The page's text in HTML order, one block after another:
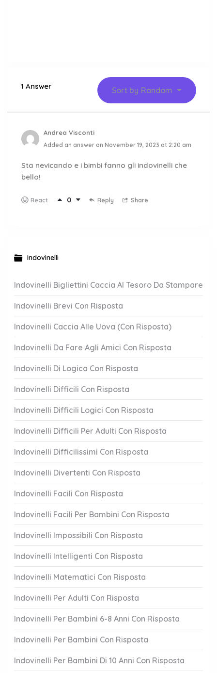
1 Answer Sort by Random
Andrea Visconti
Added an answer on November 19, 2023 at 2:20 am
Sta nevicando e i bimbi fanno gli indovinelli che
bello!
React 0 Reply Share
Indovinelli
Indovinelli Bigliettini Caccia Al Tesoro Da Stampare
Indovinelli Brevi Con Risposta
Indovinelli Caccia Alle Uova (Con Risposta)
Indovinelli Da Fare Agli Amici Con Risposta
Indovinelli Di Logica Con Risposta
Indovinelli Difficili Con Risposta
Indovinelli Difficili Logici Con Risposta
Indovinelli Difficili Per Adulti Con Risposta
Indovinelli Difficilissimi Con Risposta
Indovinelli Divertenti Con Risposta
Indovinelli Facili Con Risposta
Indovinelli Facili Per Bambini Con Risposta
Indovinelli Impossibili Con Risposta
Indovinelli Intelligenti Con Risposta
Indovinelli Matematici Con Risposta
Indovinelli Per Adulti Con Risposta
Indovinelli Per Bambini 6-8 Anni Con Risposta
Indovinelli Per Bambini Con Risposta
Indovinelli Per Bambini Di 10 Anni Con Risposta